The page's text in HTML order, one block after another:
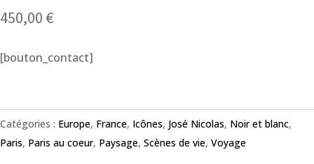
450,00 €
[bouton_contact]
Catégories : Europe, France, Icônes, José Nicolas, Noir et blanc,
Paris, Paris au coeur, Paysage, Scènes de vie, Voyage